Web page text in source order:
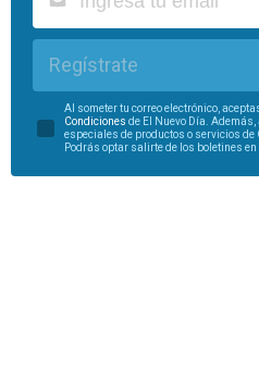
Regístrate
Al someter tu correo electrónico,
Condiciones de El Nuevo Día.
especiales de productos o servicios de
Podrás optar salirte de los boletines